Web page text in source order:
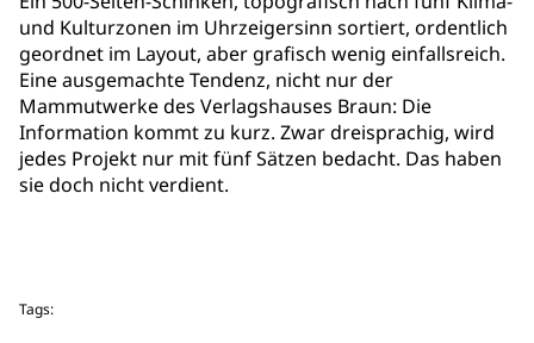
und Kulturzonen im Uhrzeigersinn sortiert, ordentlich
geordnet im Layout, aber grafisch wenig einfallsreich.
Eine ausgemachte Tendenz, nicht nur der
Mammutwerke des Verlagshauses Braun: Die
Information kommt zu kurz. Zwar dreisprachig, wird
jedes Projekt nur mit fünf Sätzen bedacht. Das haben
sie doch nicht verdient.
Tags: